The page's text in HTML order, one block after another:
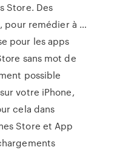
Store. Des
pour remédier à …
pour les apps
sans mot de
possible
votre iPhone,
cela dans
Store et App